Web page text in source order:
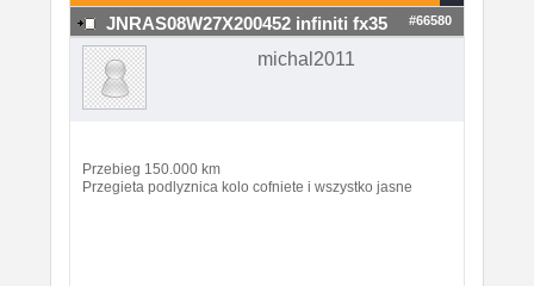
JNRAS08W27X200452 infiniti fx35 #66580
michal2011
Przebieg 150.000 km
Przegieta podlyznica kolo cofniete i wszystko jasne